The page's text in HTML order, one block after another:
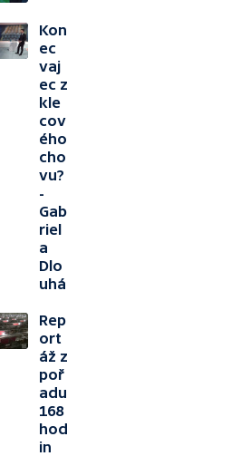
Kon
ec
vaj
ec z
kle
cov
ého
cho
vu?
-
Gab
riel
a
Dlo
uhá
Rep
ort
áž z
poř
adu
168
hod
in